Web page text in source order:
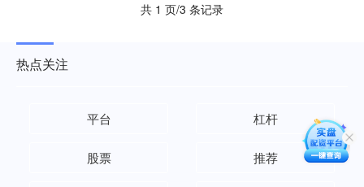
共 1 页/3 条记录
热点关注
平台 杠杆
股票 推荐